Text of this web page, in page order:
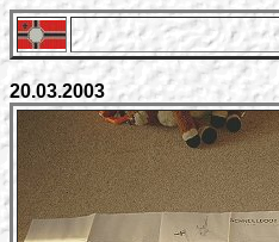
20.03.2003